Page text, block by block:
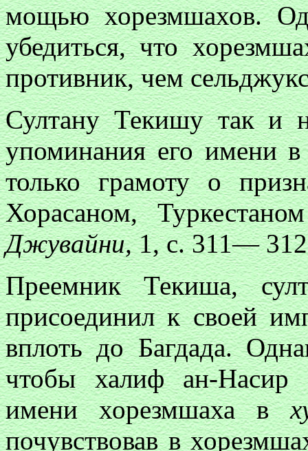
мощью хорезмшахов.
убедиться, что
противник, чем
Султану Текишу так и
упоминания его имени
только грамоту о
Хорасаном,
Джувайни,1, с. 311—
Преемник Текиша,
присоединил к своей
вплоть до Багдада.
чтобы халиф ан-Насир
имени хорезмшаха в
почувствовав в